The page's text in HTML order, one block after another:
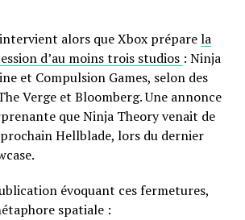
alors que Xbox préparela
d’au moins trois studios : Ninja
et Compulsion Games, selon des
Verge et Bloomberg. Une annonce
que Ninja Theory venait de
Hellblade, lors du dernier
évoquant ces fermetures,
spatiale :